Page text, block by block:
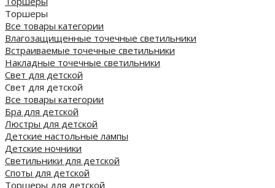
Торшеры
Все товары категории
Влагозащищенные точечные светильники
Встраиваемые точечные светильники
Накладные точечные светильники
Свет для детской
Свет для детской
Все товары категории
Бра для детской
Люстры для детской
Детские настольные лампы
Детские ночники
Светильники для детской
Споты для детской
Торшеры для детской